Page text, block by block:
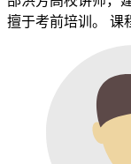
擅于考前培训。 课